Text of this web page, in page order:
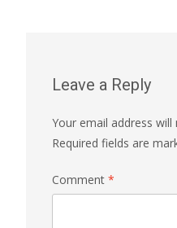
Leave a Reply
Your email address will
Required fields are
Comment *